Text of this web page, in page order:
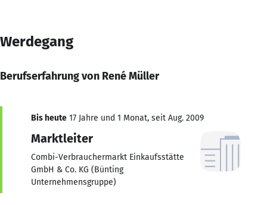
Werdegang
Berufserfahrung von René Müller
Bis heute 17 Jahre und 1 Monat, seit Aug. 2009
Marktleiter
Combi-Verbrauchermarkt Einkaufsstätte
GmbH & Co. KG (Bünting
Unternehmensgruppe)